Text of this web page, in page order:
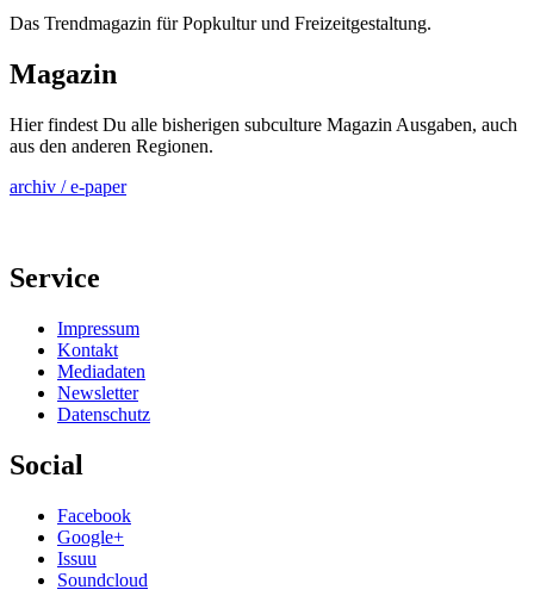
Das Trendmagazin für Popkultur und Freizeitgestaltung.
Magazin
Hier findest Du alle bisherigen subculture Magazin Ausgaben, auch
aus den anderen Regionen.
archiv / e-paper
Service
Impressum
Kontakt
Mediadaten
Newsletter
Datenschutz
Social
Facebook
Google+
Issuu
Soundcloud